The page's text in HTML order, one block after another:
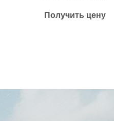
Получить цену